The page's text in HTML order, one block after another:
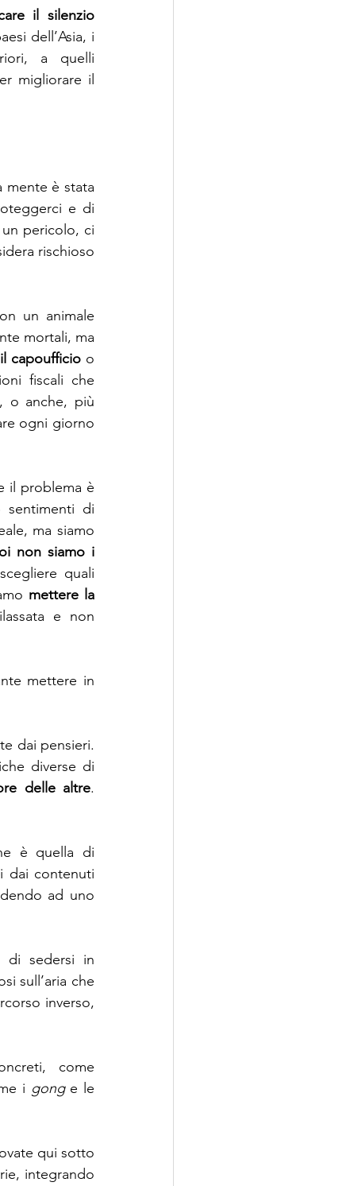
il silenzio
dell’Asia, i
a quelli
migliorare il
mente è stata
pericolo, ci
rischioso
un animale
mortali, ma
capoufficio o
fiscali che
, o anche, più
ogni giorno
il problema è
ma siamo
non siamo i
quali
mettere la
e non
mettere in
dai pensieri.
diverse di
delle altre.
è quella di
dai contenuti
ad uno
di sedersi in
sull’aria che
inverso,
i gong
qui sotto
integrando